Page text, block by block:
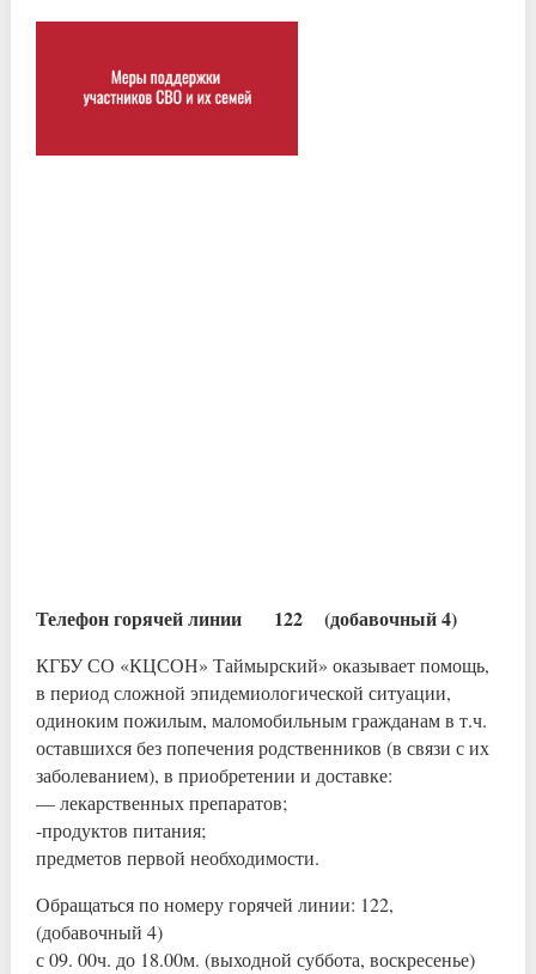
Телефон горячей линии 122 (добавочный 4)
КГБУ СО «КЦСОН» Таймырский» оказывает помощь,
в период сложной эпидемиологической ситуации,
одиноким пожилым, маломобильным гражданам в т.ч.
оставшихся без попечения родственников (в связи с их
заболеванием), в приобретении и доставке:
— лекарственных препаратов;
-продуктов питания;
предметов первой необходимости.
Обращаться по номеру горячей линии: 122,
(добавочный 4)
с 09. 00ч. до 18.00м. (выходной суббота, воскресенье)